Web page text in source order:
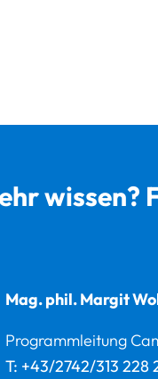
wissen?
Mag. phil.Margit
Programmleitung
T: +43/2742/313 228